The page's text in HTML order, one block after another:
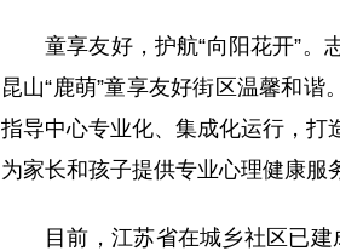
童享友好，护航“向阳花开”
昆山“鹿萌”童享友好街区温馨和
指导中心专业化、集成化运行，打
为家长和孩子提供专业心理健康服
目前，江苏省在城乡社区已